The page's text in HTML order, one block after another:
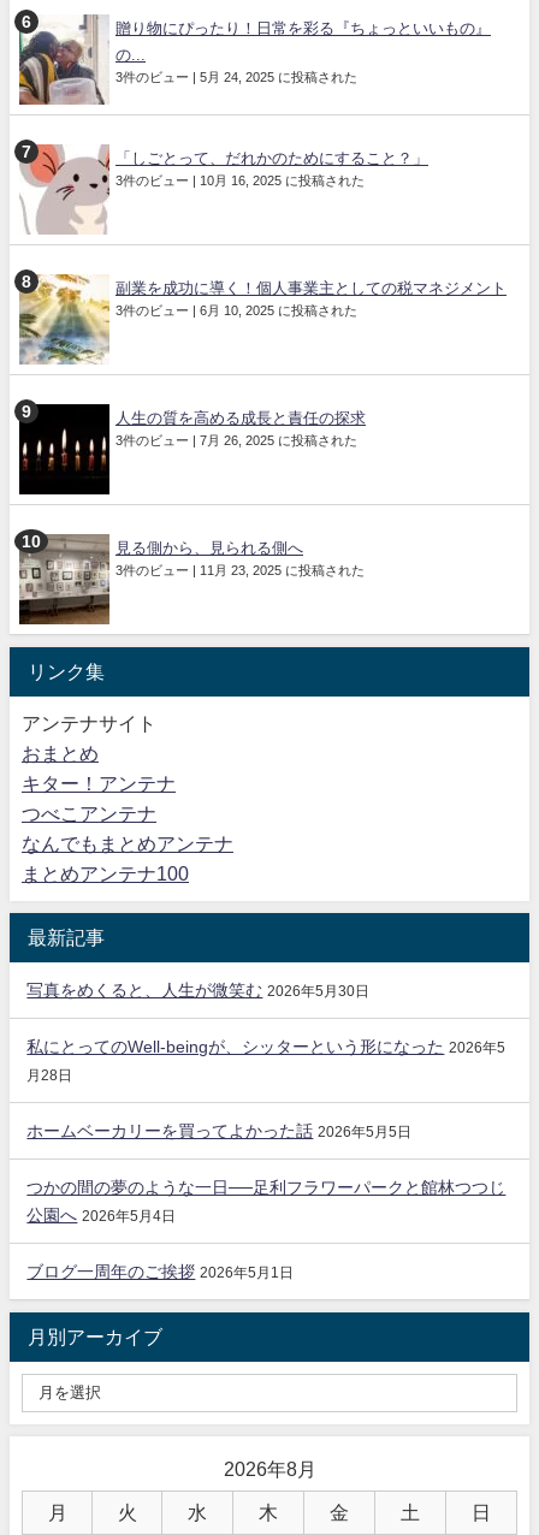
贈り物にぴったり！日常を彩る『ちょっといいもの』
の...
3件のビュー | 5月 24, 2025 に投稿された
「しごとって、だれかのためにすること？」
3件のビュー | 10月 16, 2025 に投稿された
副業を成功に導く！個人事業主としての税マネジメント
3件のビュー | 6月 10, 2025 に投稿された
人生の質を高める成長と責任の探求
3件のビュー | 7月 26, 2025 に投稿された
見る側から、見られる側へ
3件のビュー | 11月 23, 2025 に投稿された
リンク集
アンテナサイト
おまとめ
キター！アンテナ
つべこアンテナ
なんでもまとめアンテナ
まとめアンテナ100
最新記事
写真をめくると、人生が微笑む 2026年5月30日
私にとってのWell-beingが、シッターという形になった 2026年5
月28日
ホームベーカリーを買ってよかった話 2026年5月5日
つかの間の夢のような一日──足利フラワーパークと館林つつじ
公園へ 2026年5月4日
ブログ一周年のご挨拶 2026年5月1日
月別アーカイブ
2026年8月
月 火 水 木 金 土 日